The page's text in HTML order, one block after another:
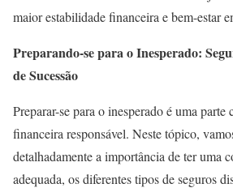
maior estabilidade financeira e bem-estar
Preparando-se para o Inesperado:
de Sucessão
Preparar-se para o inesperado é uma parte
financeira responsável. Neste tópico,
detalhadamente a importância de ter uma
adequada, os diferentes tipos de seguros